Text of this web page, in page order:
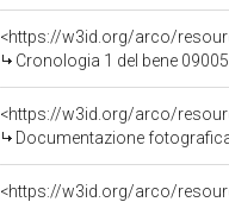
<https://w3id.org/arco/
Cronologia 1 del bene
<https://w3id.org/arco/
Documentazione
<https://w3id.org/arco/